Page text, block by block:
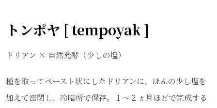
トンポヤ [ tempoyak ]
ドリアン × 自然発酵（少しの塩）
種を取ってペースト状にしたドリアンに、ほんの少し塩を
加えて密閉し、冷暗所で保存。１～２ヵ月ほどで完成する